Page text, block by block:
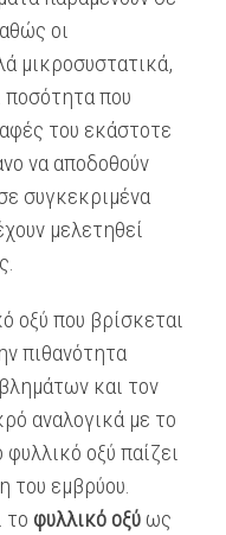
οι
μικροσυστατικά,
ποσότητα που
του εκάστοτε
να αποδοθούν
συγκεκριμένα
μελετηθεί
οξύ που βρίσκεται
πιθανότητα
και τον
αναλογικά με το
οξύ παίζει
του εμβρύου.
το φυλλικό οξύ ως